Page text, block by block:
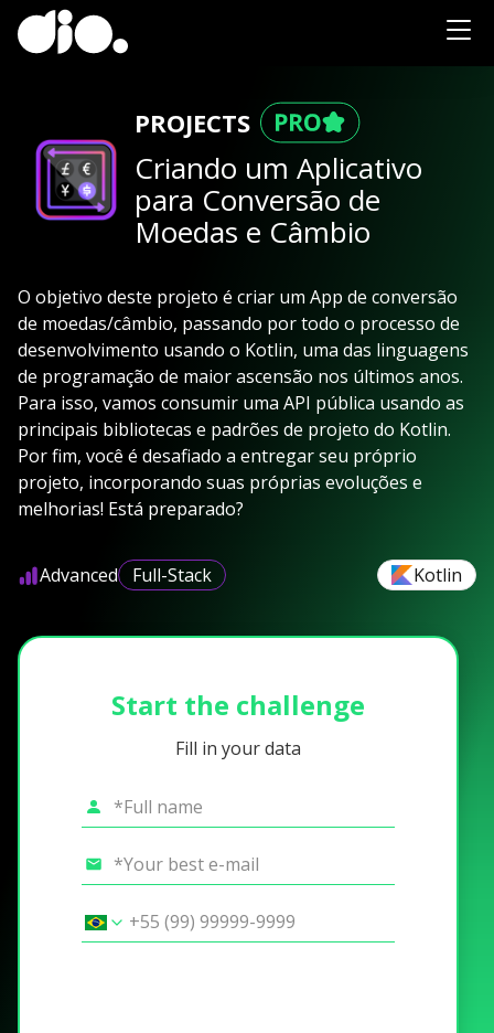
PROJECTS
Criando um Aplicativo
para Conversão de
Moedas e Câmbio
O objetivo deste projeto é criar um App de conversão
de moedas/câmbio, passando por todo o processo de
desenvolvimento usando o Kotlin, uma das linguagens
de programação de maior ascensão nos últimos anos.
Para isso, vamos consumir uma API pública usando as
principais bibliotecas e padrões de projeto do Kotlin.
Por fim, você é desafiado a entregar seu próprio
projeto, incorporando suas próprias evoluções e
melhorias! Está preparado?
Advanced Full-Stack Kotlin
Start the challenge
Fill in your data